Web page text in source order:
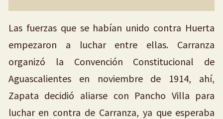
Las fuerzas que se habían unido contra Huerta
empezaron a luchar entre ellas. Carranza
organizó la Convención Constitucional de
Aguascalientes en noviembre de 1914, ahí,
Zapata decidió aliarse con Pancho Villa para
luchar en contra de Carranza, ya que esperaba